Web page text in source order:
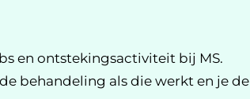
en ontstekingsactiviteit bij MS.
behandeling als die werkt en je de